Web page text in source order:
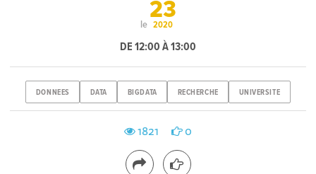
le 23
2020
DE 12:00 À 13:00
DONNEES DATA BIGDATA RECHERCHE UNIVERSITE
1821 0